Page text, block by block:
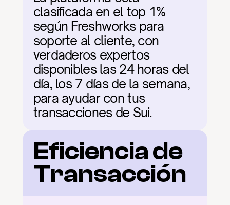
clasificada en el top 1%
según Freshworks para
soporte al cliente, con
verdaderos expertos
disponibles las 24 horas del
día, los 7 días de la semana,
para ayudar con tus
transacciones de Sui.
Eficiencia de
Transacción